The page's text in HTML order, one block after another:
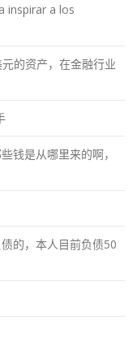
inspirar a los
的资产，在金融行业
钱是从哪里来的啊，
的，本人目前负债50